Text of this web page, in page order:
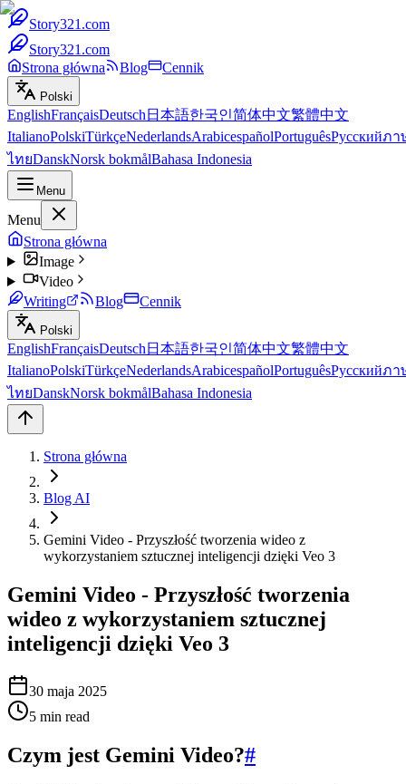
Story321.com
Story321.com
Strona główna
Blog Cennik
Polski
EnglishFrançaisDeutsch 日本語한국인简体中文繁體中文
ItalianoPolskiTürkçeNederlandsArabicespañolPortuguêsРусскийภา
ไทยDanskNorsk bokmålBahasa Indonesia
Menu
Menu
Strona główna
Image
Video
Writing
Blog Cennik
Polski
EnglishFrançaisDeutsch 日本語한국인简体中文繁體中文
ItalianoPolskiTürkçeNederlandsArabicespañolPortuguêsРусскийภา
ไทยDanskNorsk bokmålBahasa Indonesia
Strona główna
Blog AI
Gemini Video - Przyszłość tworzenia wideo z
wykorzystaniem sztucznej inteligencji dzięki Veo 3
Gemini Video - Przyszłość tworzenia
wideo z wykorzystaniem sztucznej
inteligencji dzięki Veo 3
30 maja 2025
5 min read
Czym jest Gemini Video?#